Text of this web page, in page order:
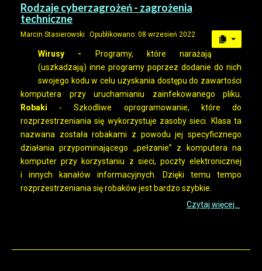
Rodzaje cyberzagrożeń - zagrożenia
techniczne
Marcin Stasierowski Opublikowano: 08 wrzesień 2022
Wirusy -
Programy, które narażają
(uszkadzają) inne programy poprzez dodanie do nich
swojego kodu w celu uzyskania dostępu do zawartości
komputera przy uruchamianiu zainfekowanego pliku.
Robaki - Szkodliwe oprogramowanie, które do
rozprzestrzeniania się wykorzystuje zasoby sieci. Klasa ta
nazwana została robakami z powodu jej specyficznego
działania przypominającego ,,pełzanie” z komputera na
komputer przy korzystaniu z sieci, poczty elektronicznej
i innych kanałów informacyjnych. Dzięki temu tempo
rozprzestrzeniania się robaków jest bardzo szybkie.
Czytaj więcej...